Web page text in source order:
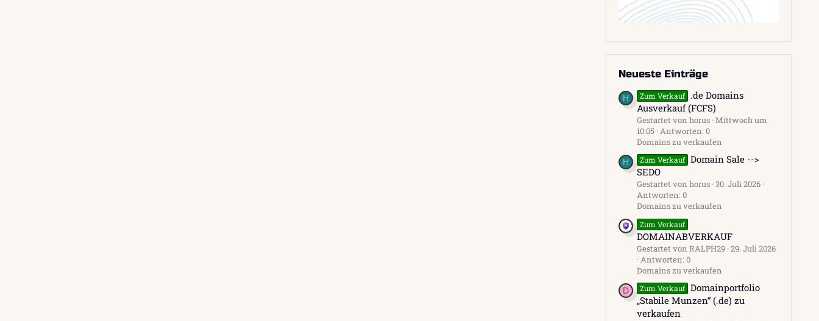
Neueste Einträge
H Zum Verkauf
.de Domains
Ausverkauf (FCFS)
Gestartet von horus Mittwoch um
10:05 Antworten: 0
Domains zu verkaufen
H Zum Verkauf Domain Sale -->
SEDO
Gestartet von horus 30. Juli 2026
Antworten: 0
Domains zu verkaufen
Zum Verkauf
DOMAINABVERKAUF
Gestartet von RALPH29 29. Juli 2026
Antworten: 0
Domains zu verkaufen
D Zum Verkauf Domainportfolio
„Stabile Munzen“ (.de) zu
verkaufen